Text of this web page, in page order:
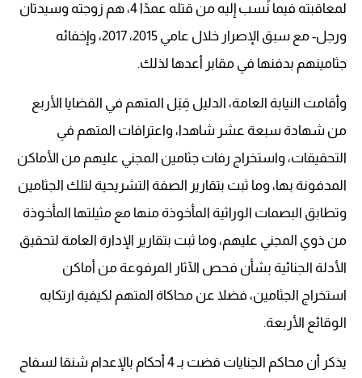
لمعاقبته فيما نُسب إليه من قتله عمدًا 4، هم زوجته وسيدتان
ورجل- مع سبق الإصرار خلال عامي 2015، 2017، وإخفائه
جثامينهم بدفنها في مقابر أعدها لذلك.
وأقامت النيابة العامة، الدليل قِبَل المتهم في القضايا الأربع
من شهادة سبعة عشر شاهدا، واعترافات المتهم في
التحقيقات، واستخراج رفات جثامين المجني عليهم من الأماكن
المدفونة بها، وما ثبت بتقارير الصفة التشريحية لتلك الجثامين
وتطابق البصمات الوراثية المأخوذة منها مع مثيلتها المأخوذة
من ذوي المجني عليهم، وما ثبت بتقارير الإدارة العامة لتحقيق
الأدلة الجنائية بشأن فحص الآثار المرفوعة من أماكن
استخراج الجثامين، فضلا عن محاكاة المتهم لكيفية ارتكابه
الوقائع الأربعة.
يذكر أن محاكم الجنايات قضت بـ 4 أحكام بالإعدام شنقا لسفاح